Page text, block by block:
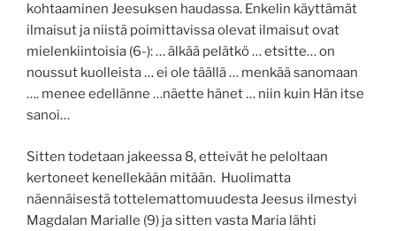
kohtaaminen Jeesuksen haudassa. Enkelin käyttämät
ilmaisut ja niistä poimittavissa olevat ilmaisut ovat
mielenkiintoisia (6-): … älkää pelätkö … etsitte… on
noussut kuolleista … ei ole täällä … menkää sanomaan
…. menee edellänne …näette hänet … niin kuin Hän itse
sanoi…
Sitten todetaan jakeessa 8, etteivät he peloltaan
kertoneet kenellekään mitään. Huolimatta
näennäisestä tottelemattomuudesta Jeesus ilmestyi
Magdalan Marialle (9) ja sitten vasta Maria lähti